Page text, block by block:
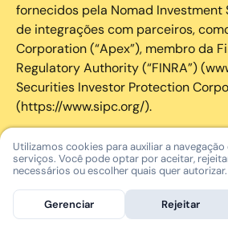
fornecidos pela Nomad Investment
de integrações com parceiros,
Corporation (“Apex”), membro da
Regulatory Authority (“FINRA”)
Securities Investor Protection
(https://www.sipc.org/).
A SIPC protege os valores
seus membros em até US$
disponível mediante solicitação ou
SIPC não protege contra perdas de
Utilizamos cookies para auxiliar a
serviços. Você pode optar por aceitar,
necessários ou escolher quais quer autorizar.
Gerenciar Rejeitar